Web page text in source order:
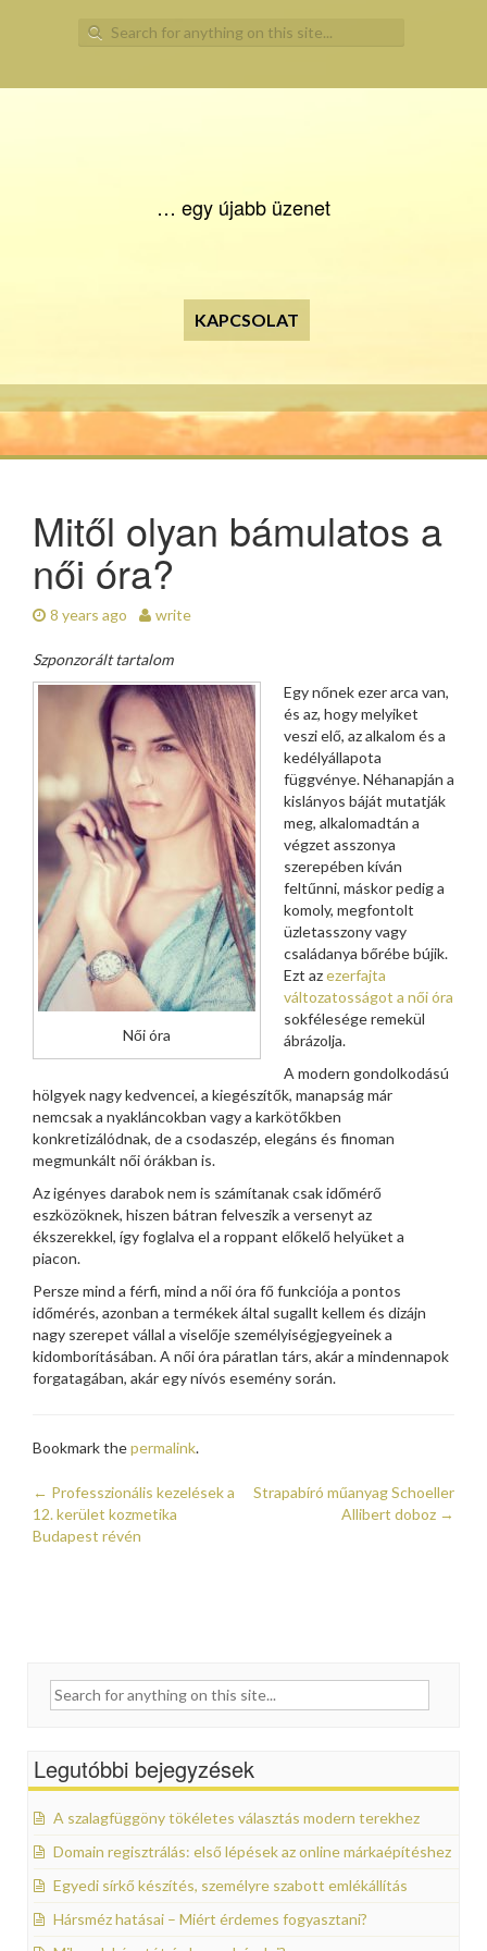
Search for:
… egy újabb üzenet
KAPCSOLAT
Mitől olyan bámulatos a
női óra?
8 years ago write
Szponzorált tartalom
Női óra
Egy nőnek ezer arca van,
és az, hogy melyiket
veszi elő, az alkalom és a
kedélyállapota
függvénye. Néhanapján a
kislányos báját mutatják
meg, alkalomadtán a
végzet asszonya
szerepében kíván
feltűnni, máskor pedig a
komoly, megfontolt
üzletasszony vagy
családanya bőrébe bújik.
Ezt azezerfajta
változatosságot a női óra
sokfélesége remekül
ábrázolja.
A modern gondolkodású
hölgyek nagy kedvencei, a kiegészítők, manapság már
nemcsak a nyakláncokban vagy a karkötőkben
konkretizálódnak, de a csodaszép, elegáns és finoman
megmunkált női órákban is.
Az igényes darabok nem is számítanak csak időmérő
eszközöknek, hiszen bátran felveszik a versenyt az
ékszerekkel, így foglalva el a roppant előkelő helyüket a
piacon.
Persze mind a férfi, mind a női óra fő funkciója a pontos
időmérés, azonban a termékek által sugallt kellem és dizájn
nagy szerepet vállal a viselője személyiségjegyeinek a
kidomborításában. A női óra páratlan társ, akár a mindennapok
forgatagában, akár egy nívós esemény során.
Bookmark thepermalink.
Post navigation
← Professzionális kezelések a
12. kerület kozmetika
Budapest révén
Strapabíró műanyag Schoeller
Allibert doboz →
Search for:
Legutóbbi bejegyzések
A szalagfüggöny tökéletes választás modern terekhez
Domain regisztrálás: első lépések az online márkaépítéshez
Egyedi sírkő készítés, személyre szabott emlékállítás
Hársméz hatásai – Miért érdemes fogyasztani?